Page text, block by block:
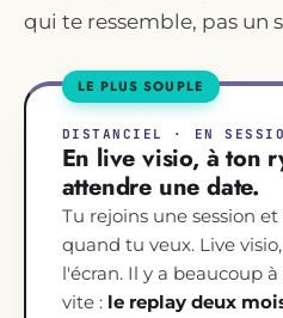
qui te ressemble, pas un
LE PLUS SOUPLE
DISTANCIEL · EN
En live visio, à ton
attendre une date.
Tu rejoins une session
quand tu veux. Live
l'écran. Il y a beaucoup
vite : le replay deux